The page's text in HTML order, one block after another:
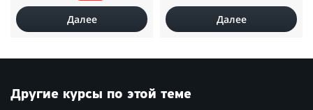
Далее Далее
Другие курсы по этой теме